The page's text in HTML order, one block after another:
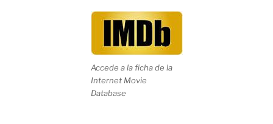
Accede a la ficha de la
Internet Movie
Database